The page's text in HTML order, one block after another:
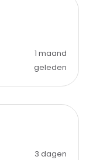
1 maand
geleden
3 dagen